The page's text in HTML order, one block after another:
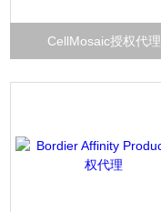
CellMosaic授权代理